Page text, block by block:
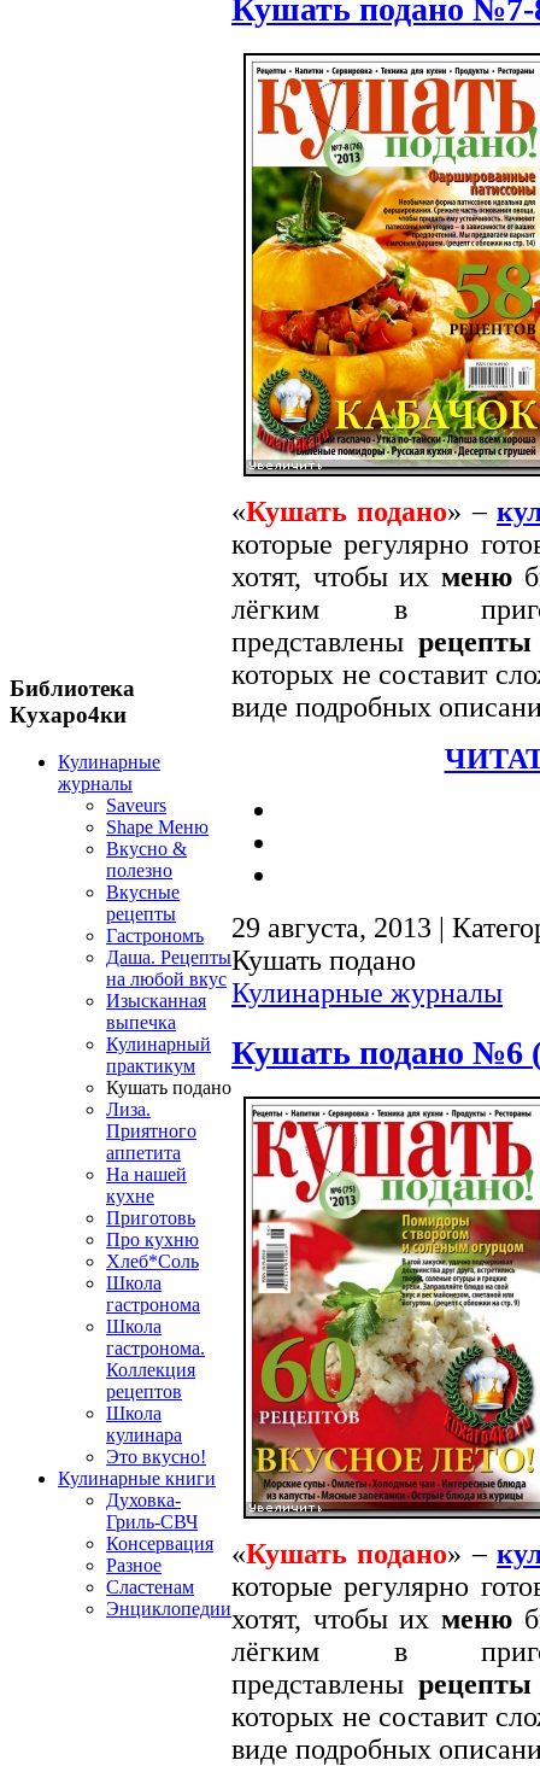
Библиотека
Кухаро4ки
Кулинарные
журналы
Saveurs
Shape Меню
Вкусно &
полезно
Вкусные
рецепты
Гастрономъ
Даша. Рецепты
на любой вкус
Изысканная
выпечка
Кулинарный
практикум
Кушать подано
Лиза.
Приятного
аппетита
На нашей
кухне
Приготовь
Про кухню
Хлеб*Соль
Школа
гастронома
Школа
гастронома.
Коллекция
рецептов
Школа
кулинара
Это вкусно!
Кулинарные книги
Духовка-
Гриль-СВЧ
Консервация
Разное
Сластенам
Энциклопедии
Кушать подано №7-
«Кушать подано» –
которые регулярно
хотят, чтобы ихменю
лёгким в
представлены
которых не составит
виде подробных
29 августа, 2013 |
Кушать подано
Кулинарные журналы
Кушать подано №6
«Кушать подано» –
которые регулярно
хотят, чтобы ихменю
лёгким в
представлены
которых не составит
виде подробных